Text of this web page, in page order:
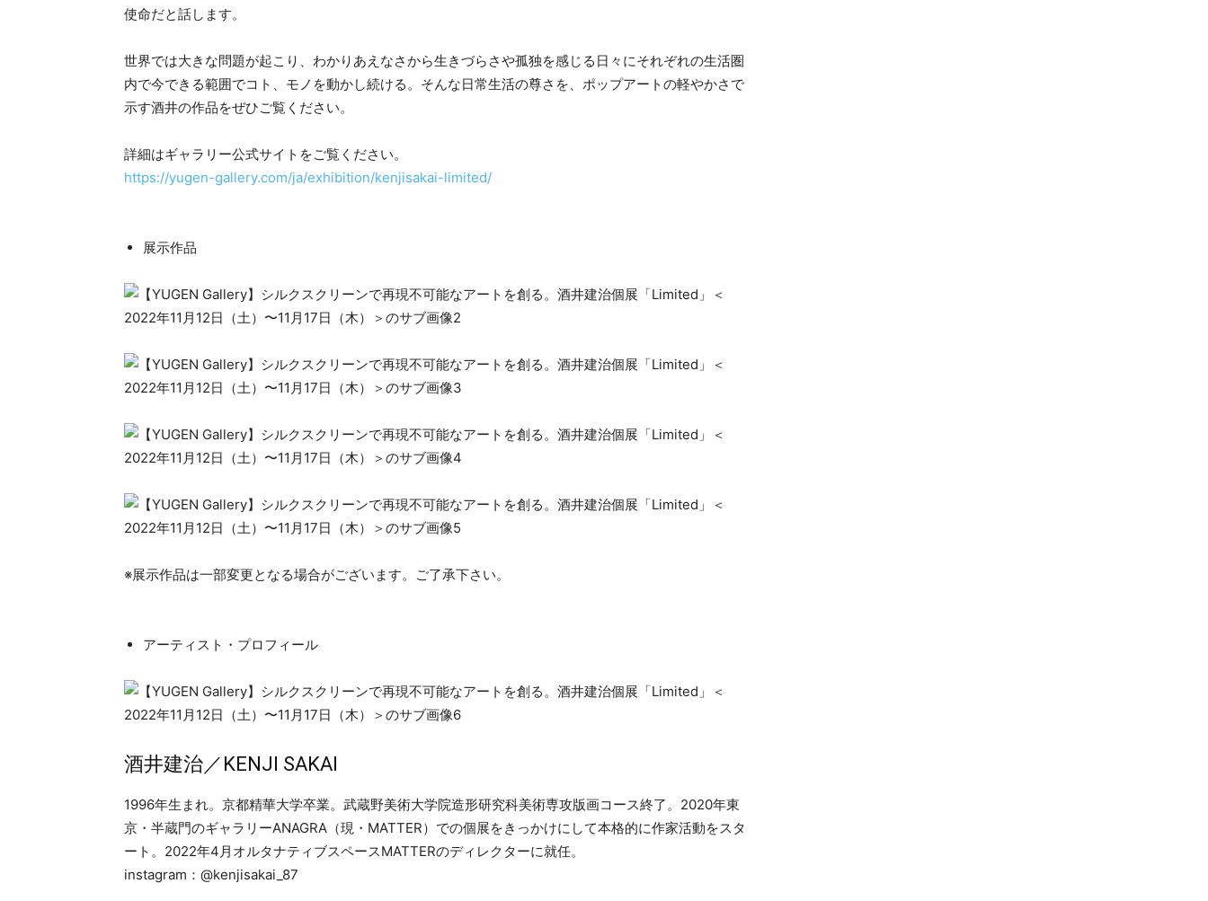
使命だと話します。
世界では大きな問題が起こり、わかりあえなさから生きづらさや孤独を感じる日々にそれぞれの生活圏
内で今できる範囲でコト、モノを動かし続ける。そんな日常生活の尊さを、ポップアートの軽やかさで
示す酒井の作品をぜひご覧ください。
詳細はギャラリー公式サイトをご覧ください。
https://yugen-gallery.com/ja/exhibition/kenjisakai-limited/
展示作品
※展示作品は一部変更となる場合がございます。ご了承下さい。
​アーティスト・プロフィール
酒井建治／KENJI SAKAI
1996年生まれ。京都精華大学卒業。武蔵野美術大学院造形研究科美術専攻版画コース終了。2020年東
京・半蔵門のギャラリーANAGRA（現・MATTER）での個展をきっかけにして本格的に作家活動をスタ
ート。2022年4月オルタナティブスペースMATTERのディレクターに就任。
instagram：@kenjisakai_87